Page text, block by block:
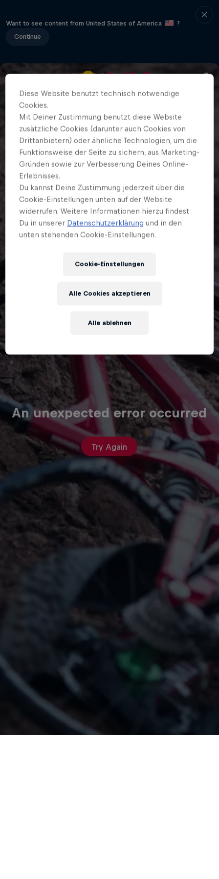
Want to see content from United States of America
?
Continue
An unexpected error occurred
Try Again
Diese Website benutzt technisch notwendige
Cookies.
Mit Deiner Zustimmung benutzt diese Website
zusätzliche Cookies (darunter auch Cookies von
Drittanbietern) oder ähnliche Technologien, um die
Funktionsweise der Seite zu sichern, aus Marketing-
Gründen sowie zur Verbesserung Deines Online-
Erlebnisses.
Du kannst Deine Zustimmung jederzeit über die
Cookie-Einstellungen unten auf der Website
widerrufen. Weitere Informationen hierzu findest
Du in unserer Datenschutzerklärung und in den
unten stehenden Cookie-Einstellungen.
Cookie-Einstellungen
Alle ablehnen
Alle Cookies akzeptieren